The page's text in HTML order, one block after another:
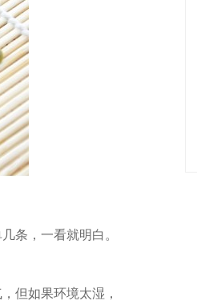
条，一看就明白。
但如果环境太湿，